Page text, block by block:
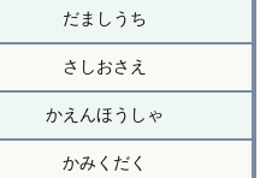
だましうち
さしおさえ
かえんほうしゃ
かみくだく